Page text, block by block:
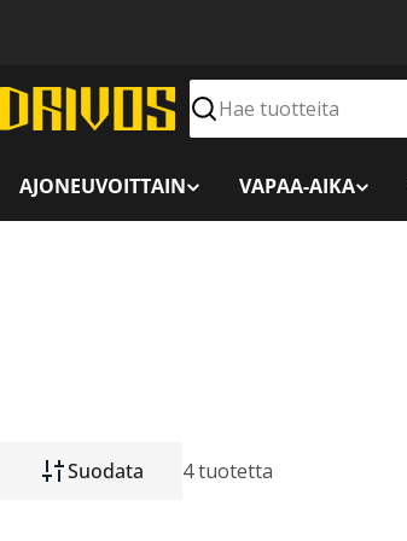
Hae
AJONEUVOITTAIN VAPAA-AIKA
4 tuotetta
Suodata